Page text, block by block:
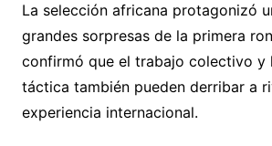
La selección africana protagonizó
grandes sorpresas de la primera
confirmó que el trabajo colectivo y
táctica también pueden derribar a
experiencia internacional.